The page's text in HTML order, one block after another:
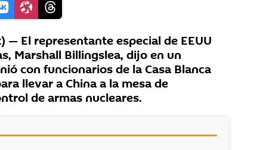
— El representante especial de EEUU
Marshall Billingslea, dijo en un
con funcionarios de la Casa Blanca
llevar a China a la mesa de
de armas nucleares.